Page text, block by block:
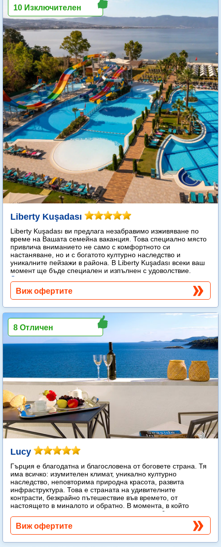
Liberty Kuşadası
Liberty Kuşadası ви предлага незабравимо изживяване по
време на Вашата семейна ваканция. Това специално място
привлича вниманието не само с комфортното си
настаняване, но и с богатото културно наследство и
уникалните пейзажи в района. В Liberty Kuşadası всеки ваш
момент ще бъде специален и изпълнен с удоволствие.
Още...
10 Изключителен
Виж офертите
Lucy
Гърция е благодатна и благословена от боговете страна. Тя
има всичко: изумителен климат, уникално културно
наследство, неповторима природна красота, развита
инфраструктура. Това е страната на удивителните
контрасти, безкрайно пътешествие във времето, от
настоящето в миналото и обратно. В момента, в който
стъпите на гръцка земя, веднага попадате в обятията на
слънцето.
8 Отличен
Виж офертите